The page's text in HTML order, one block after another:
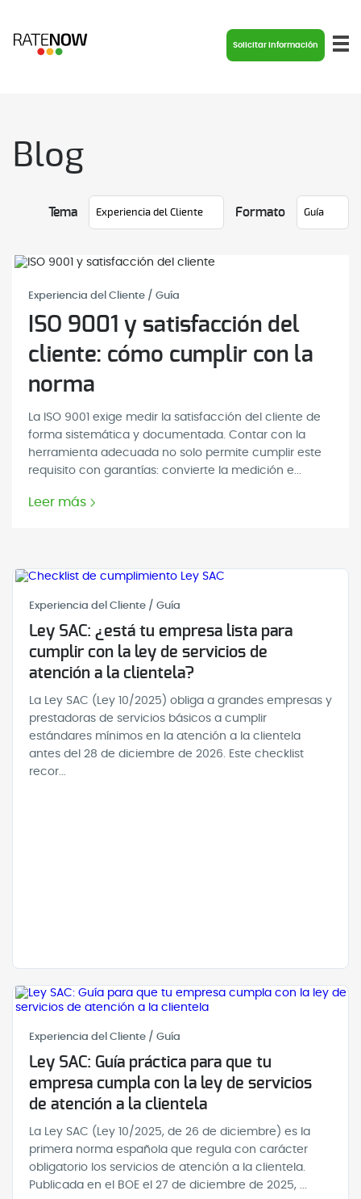
Solicitar información
Blog
Tema Formato
Experiencia del Cliente / Guía
ISO 9001 y satisfacción del
cliente: cómo cumplir con la
norma
La ISO 9001 exige medir la satisfacción del cliente de
forma sistemática y documentada. Contar con la
herramienta adecuada no solo permite cumplir este
requisito con garantías: convierte la medición e...
Leer más
Experiencia del Cliente / Guía
Ley SAC: ¿está tu empresa lista para
cumplir con la ley de servicios de
atención a la clientela?
La Ley SAC (Ley 10/2025) obliga a grandes empresas y
prestadoras de servicios básicos a cumplir
estándares mínimos en la atención a la clientela
antes del 28 de diciembre de 2026. Este checklist
recor...
Experiencia del Cliente / Guía
Ley SAC: Guía práctica para que tu
empresa cumpla con la ley de servicios
de atención a la clientela
La Ley SAC (Ley 10/2025, de 26 de diciembre) es la
primera norma española que regula con carácter
obligatorio los servicios de atención a la clientela.
Publicada en el BOE el 27 de diciembre de 2025, ...